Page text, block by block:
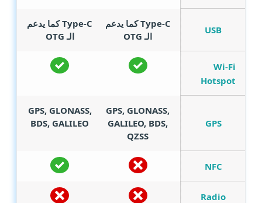
USB
Type-C كما يدعم
الـ OTG
Type-C كما يدعم
الـ OTG
Wi-Fi
Hotspot
GPS
GPS, GLONASS,
GALILEO, BDS,
QZSS
GPS, GLONASS,
BDS, GALILEO
NFC
Radio